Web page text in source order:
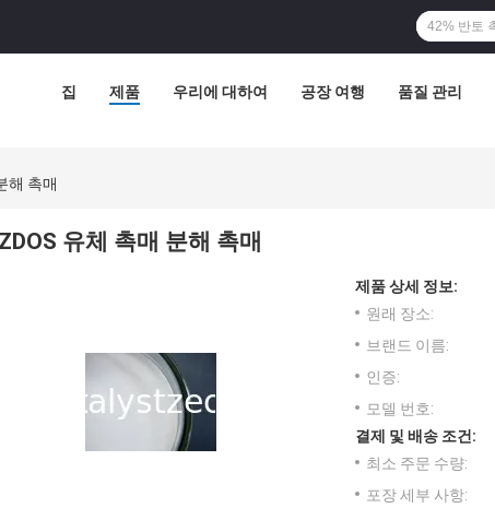
집 제품 우리에 대하여 공장 여행 품질 관리
해 촉매
ZDOS 유체 촉매 분해 촉매
제품 상세 정보:
원래 장소:
브랜드 이름:
인증:
모델 번호:
결제 및 배송 조건:
최소 주문 수량:
포장 세부 사항: